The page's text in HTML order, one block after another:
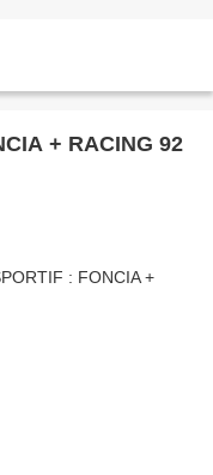
+ RACING 92